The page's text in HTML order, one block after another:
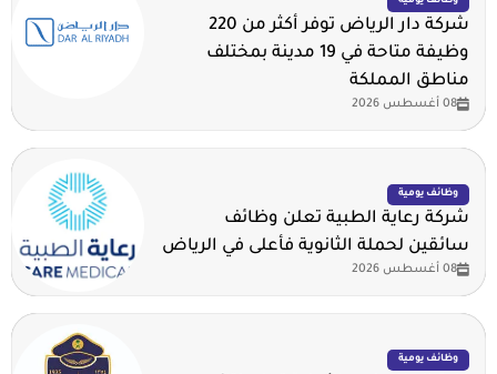
شركة دار الرياض توفر أكثر من 220
وظيفة متاحة في 19 مدينة بمختلف
مناطق المملكة
08 أغسطس 2026
وظائف يومية
شركة رعاية الطبية تعلن وظائف
سائقين لحملة الثانوية فأعلى في الرياض
08 أغسطس 2026
وظائف يومية